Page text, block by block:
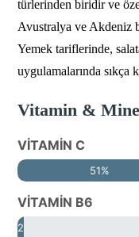
türlerinden biridir ve
Avustralya ve Akdeniz
Yemek tariflerinde,
uygulamalarında sıkça
Vitamin &
VİTAMİN C
51%
VİTAMİN B6
2